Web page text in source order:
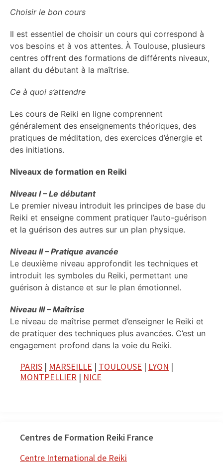
Choisir le bon cours
Il est essentiel de choisir un cours qui correspond à
vos besoins et à vos attentes. À Toulouse, plusieurs
centres offrent des formations de différents niveaux,
allant du débutant à la maîtrise.
Ce à quoi s’attendre
Les cours de Reiki en ligne comprennent
généralement des enseignements théoriques, des
pratiques de méditation, des exercices d’énergie et
des initiations.
Niveaux de formation en Reiki
Niveau I – Le débutant
Le premier niveau introduit les principes de base du
Reiki et enseigne comment pratiquer l’auto-guérison
et la guérison des autres sur un plan physique.
Niveau II – Pratique avancée
Le deuxième niveau approfondit les techniques et
introduit les symboles du Reiki, permettant une
guérison à distance et sur le plan émotionnel.
Niveau III – Maîtrise
Le niveau de maîtrise permet d’enseigner le Reiki et
de pratiquer des techniques plus avancées. C’est un
engagement profond dans la voie du Reiki.
PARIS | MARSEILLE | TOULOUSE | LYON |
MONTPELLIER | NICE
Centres de Formation Reiki France
Centre International de Reiki